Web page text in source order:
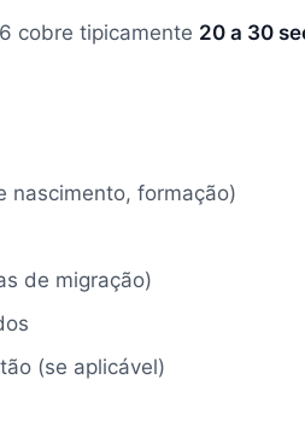
cobre tipicamente 20 a 30
nascimento, formação)
de migração)
(se aplicável)